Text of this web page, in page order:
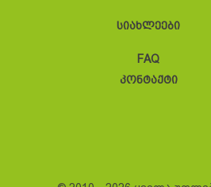
სიახლეები
FAQ
კონტაქტი